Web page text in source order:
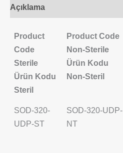
Açıklama
Product
Code
Sterile
Ürün Kodu
Steril
Product Code
Non-Sterile
Ürün Kodu
Non-Steril
SOD-320-
UDP-ST
SOD-320-UDP-
NT